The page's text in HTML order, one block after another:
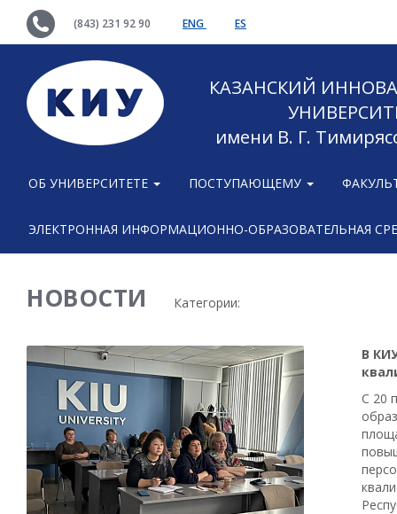
(843) 231 92 90 ENG ES
КАЗАНСКИЙ
имени В. Г.
ОБ УНИВЕРСИТЕТЕ ПОСТУПАЮЩЕМУ
ЭЛЕКТРОННАЯ ИНФОРМАЦИОННО-ОБРАЗОВАТЕЛЬНАЯ
НОВОСТИ Категории:
В
С 20